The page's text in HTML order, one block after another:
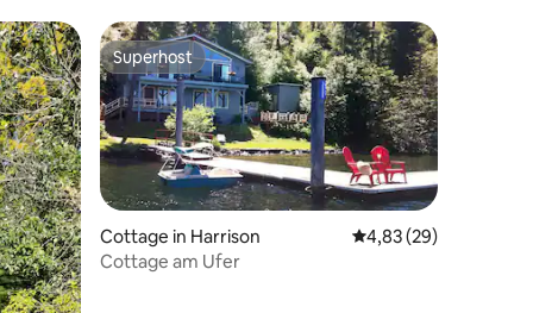
Superhost
Superhost
Cottage in Harrison Durchschnittliche
4,83 (29)
Cottage am Ufer